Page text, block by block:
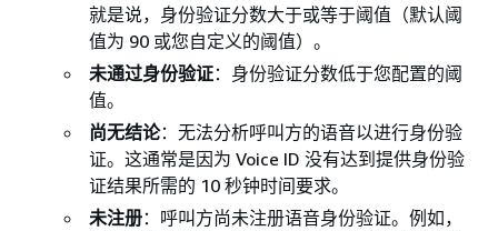
就是说，身份验证分数大于或等于阈值（默认阈
值为 90 或您自定义的阈值）。
未通过身份验证：身份验证分数低于您配置的阈
值。
尚无结论：无法分析呼叫方的语音以进行身份验
证。这通常是因为 Voice ID 没有达到提供身份验
证结果所需的 10 秒钟时间要求。
未注册：呼叫方尚未注册语音身份验证。例如，